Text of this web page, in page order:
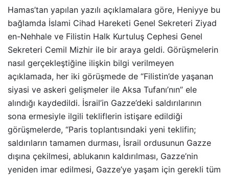
Hamas’tan yapılan yazılı açıklamalara göre, Heniyye bu
bağlamda İslami Cihad Hareketi Genel Sekreteri Ziyad
en-Nehhale ve Filistin Halk Kurtuluş Cephesi Genel
Sekreteri Cemil Mizhir ile bir araya geldi. Görüşmelerin
nasıl gerçekleştiğine ilişkin bilgi verilmeyen
açıklamada, her iki görüşmede de “Filistin’de yaşanan
siyasi ve askeri gelişmeler ile Aksa Tufanı’nın” ele
alındığı kaydedildi. İsrail’in Gazze’deki saldırılarının
sona ermesiyle ilgili tekliflerin istişare edildiği
görüşmelerde, “Paris toplantısındaki yeni teklifin;
saldırıların tamamen durması, İsrail ordusunun Gazze
dışına çekilmesi, ablukanın kaldırılması, Gazze’nin
yeniden imar edilmesi, Gazze’ye yaşam için gerekli tüm